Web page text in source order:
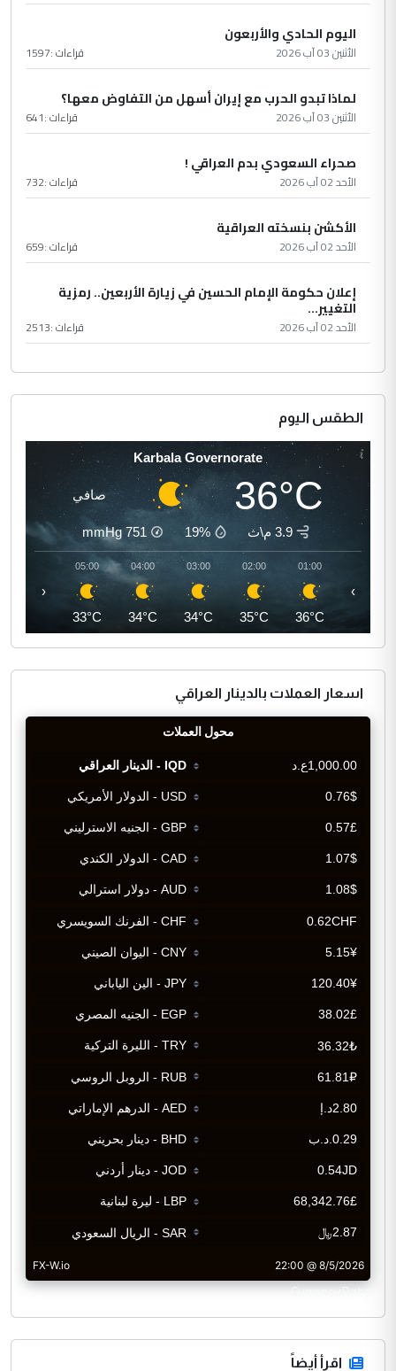
اليوم الحادي والأربعون
الأثنين 03 آب 2026 قراءات :1597
لماذا تبدو الحرب مع إيران أسهل من التفاوض معها؟
الأثنين 03 آب 2026 قراءات :641
صحراء السعودي بدم العراقي !
الأحد 02 آب 2026 قراءات :732
الأكشن بنسخته العراقية
الأحد 02 آب 2026 قراءات :659
إعلان حكومة الإمام الحسين في زيارة الأربعين.. رمزية
التغيير...
الأحد 02 آب 2026 قراءات :2513
الطقس اليوم
Karbala Governorate
36°C صافي
3.9 م\ث 19%
751
mmHg
01:00
36°C
02:00
35°C
03:00
34°C
04:00
34°C
05:00
33°C
‹ ›
اسعار العملات بالدينار العراقي
CurrencyRate
اقرأ أيضاً